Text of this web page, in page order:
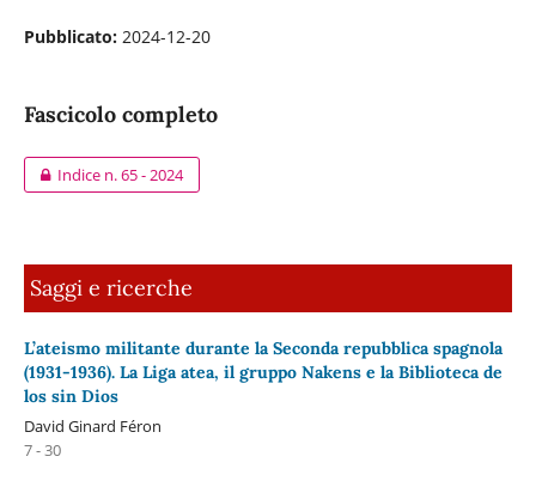
Pubblicato: 2024-12-20
Fascicolo completo
Indice n. 65 - 2024
Saggi e ricerche
L’ateismo militante durante la Seconda repubblica spagnola
(1931-1936). La Liga atea, il gruppo Nakens e la Biblioteca de
los sin Dios
David Ginard Féron
7 - 30